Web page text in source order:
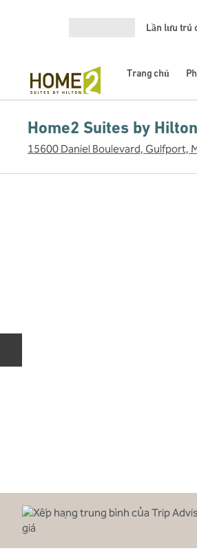
Lần lưu trú
Trang chủ
Home2 Suites by
15600 Daniel Boulevard, Gulfport,